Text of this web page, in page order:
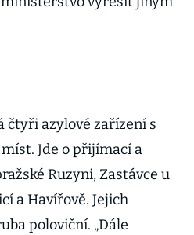
azylové zařízení s
Jde o přijímací a
Ruzyni, Zastávce u
a Havířově. Jejich
poloviční. „Dále